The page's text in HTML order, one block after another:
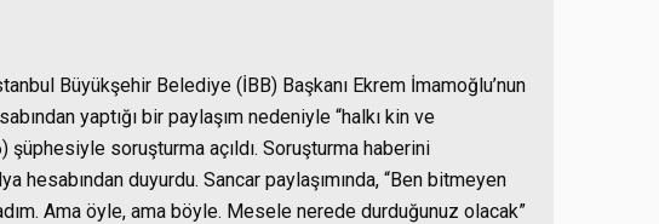
Büyükşehir Belediye (İBB) Başkanı Ekrem İmamoğlu’nun
yaptığı bir paylaşım nedeniyle “halkı kin ve
şüphesiyle soruşturma açıldı. Soruşturma haberini
hesabından duyurdu. Sancar paylaşımında, “Ben bitmeyen
Ama öyle, ama böyle. Mesele nerede durduğunuz olacak”